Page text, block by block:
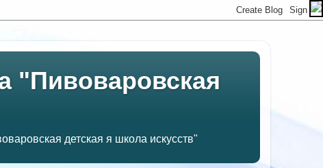
"Пивоваровская
детская я школа искусств"